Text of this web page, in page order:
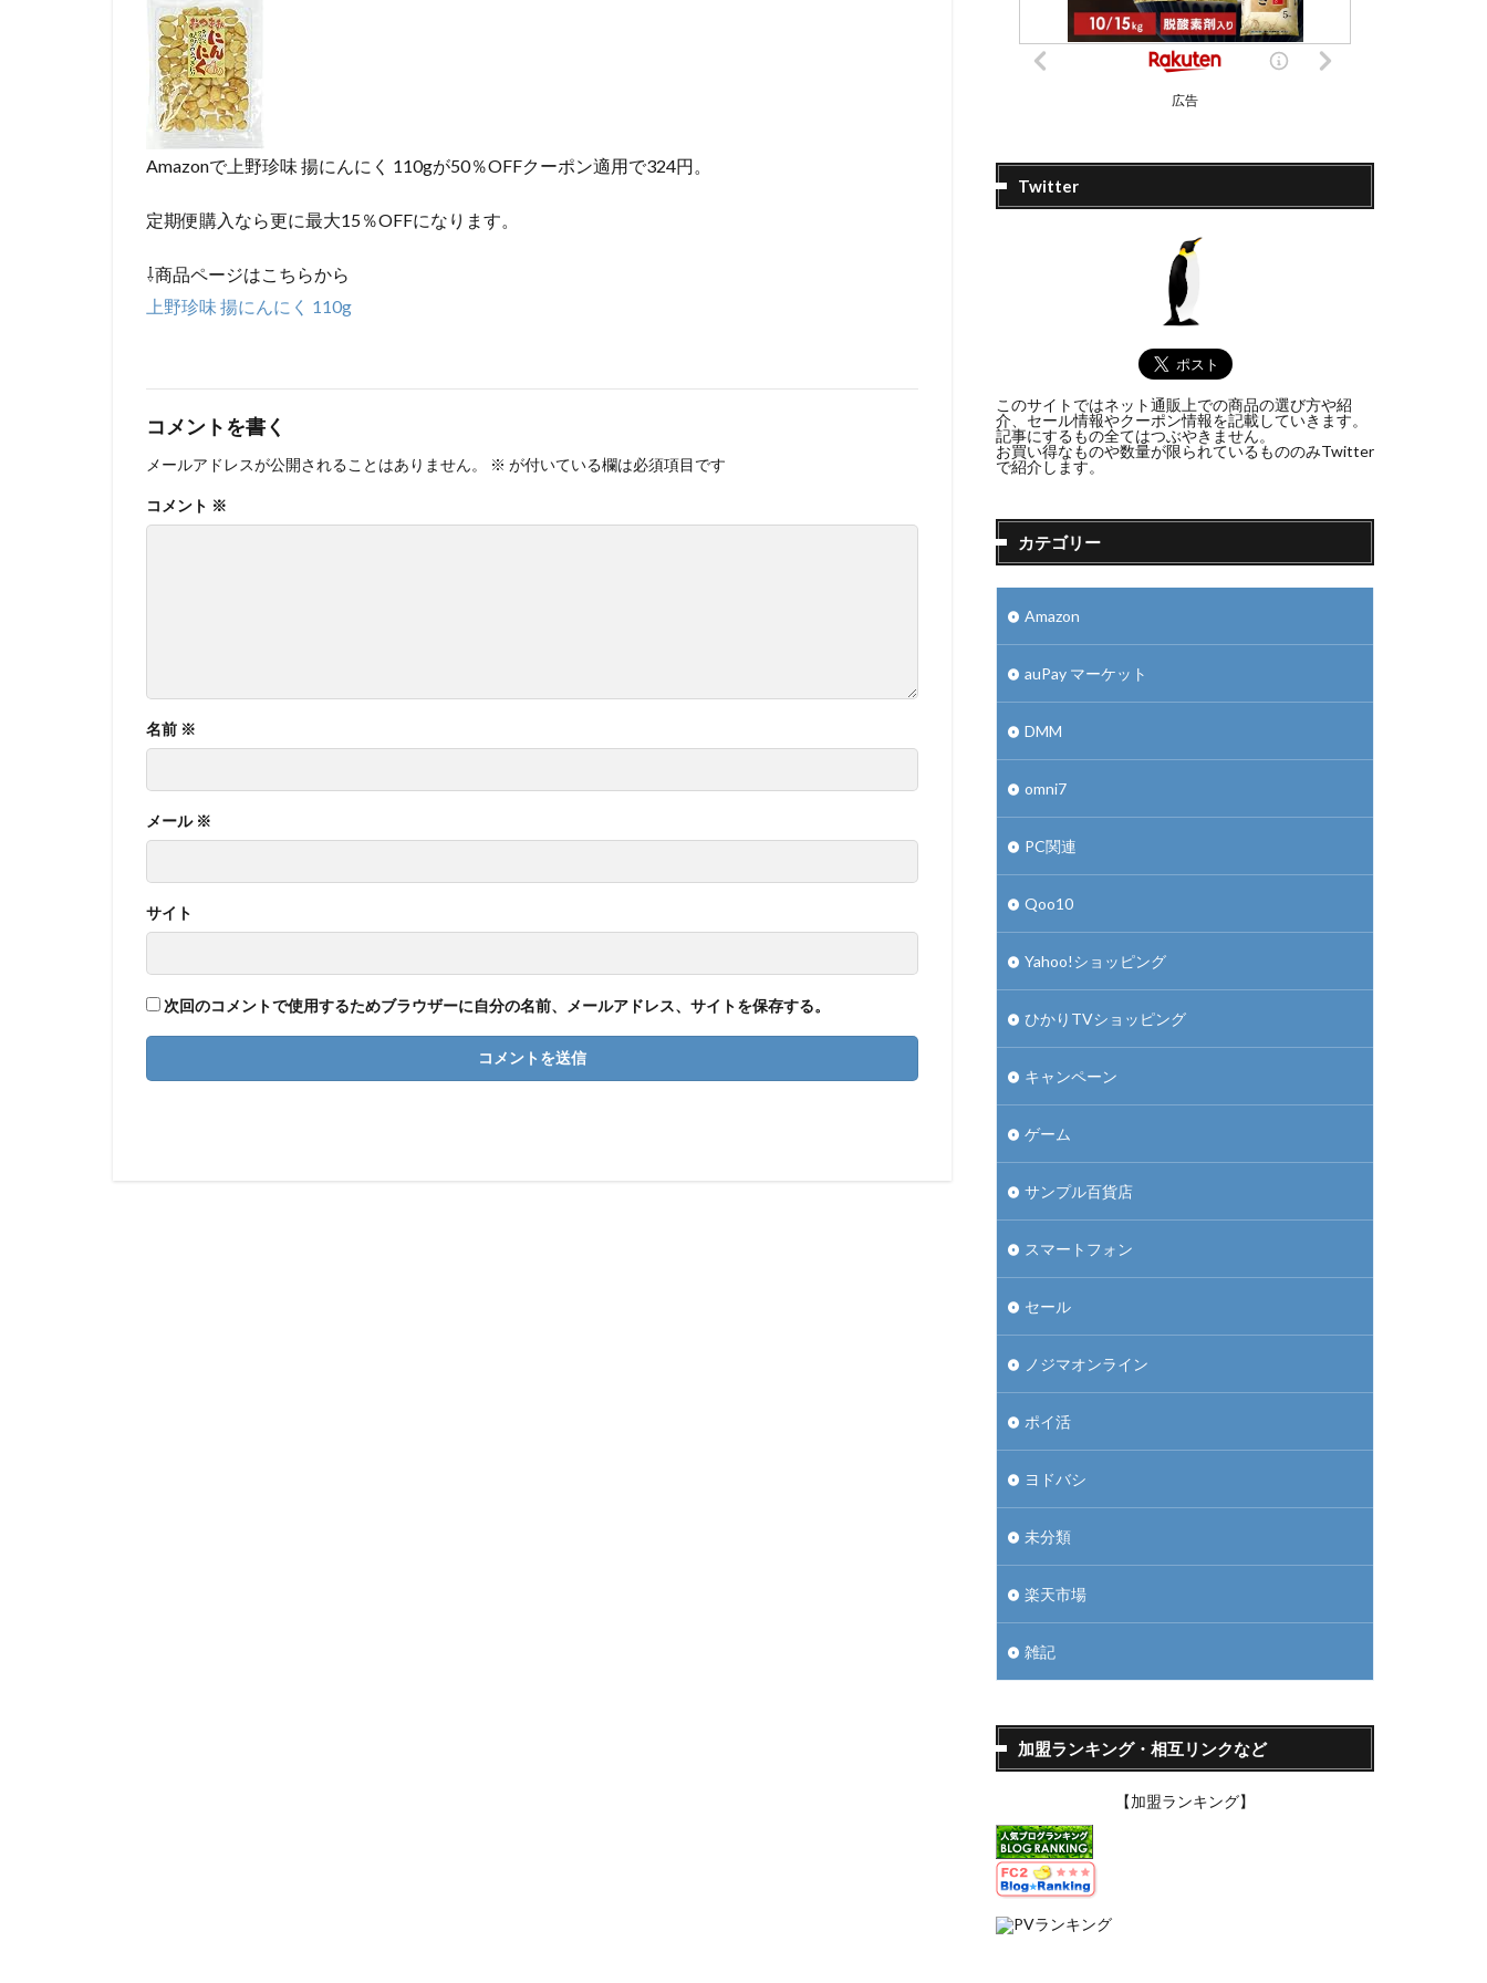
Amazonで上野珍味 揚にんにく 110gが50％OFFクーポン適用で324円。
定期便購入なら更に最大15％OFFになります。
⇩商品ページはこちらから
上野珍味 揚にんにく 110g
コメントを書く
メールアドレスが公開されることはありません。 ※ が付いている欄は必須項目です
コメント ※
名前 ※
メール ※
サイト
次回のコメントで使用するためブラウザーに自分の名前、メールアドレス、サイトを保存する。
広告
Twitter
このサイトではネット通販上での商品の選び方や紹
介、セール情報やクーポン情報を記載していきます。
記事にするもの全てはつぶやきません。
お買い得なものや数量が限られているもののみTwitter
で紹介します。
カテゴリー
Amazon
auPay マーケット
DMM
omni7
PC関連
Qoo10
Yahoo!ショッピング
ひかりTVショッピング
キャンペーン
ゲーム
サンプル百貨店
スマートフォン
セール
ノジマオンライン
ポイ活
ヨドバシ
未分類
楽天市場
雑記
加盟ランキング・相互リンクなど
【加盟ランキング】